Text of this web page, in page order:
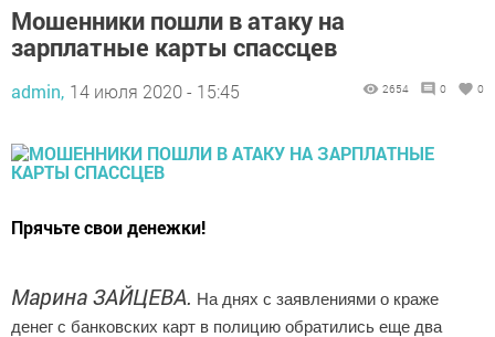
Мошенники пошли в атаку на
зарплатные карты спассцев
admin, 14 июля 2020 - 15:45 2654 0 0
Прячьте свои денежки!
Марина ЗАЙЦЕВА. На днях с заявлениями о краже
денег с банковских карт в полицию обратились еще два